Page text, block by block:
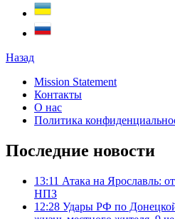
Назад
Mission Statement
Контакты
О нас
Политика
Последние новости
13:11 Атака на Ярославль:
НПЗ
12:28 Удары РФ по